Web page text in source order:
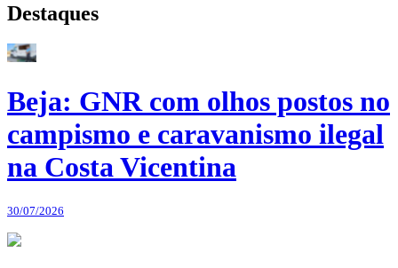
Destaques
Beja: GNR com olhos postos no
campismo e caravanismo ilegal
na Costa Vicentina
30/07/2026